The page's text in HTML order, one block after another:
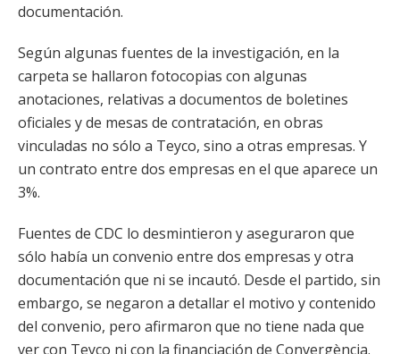
documentación.
Según algunas fuentes de la investigación, en la
carpeta se hallaron fotocopias con algunas
anotaciones, relativas a documentos de boletines
oficiales y de mesas de contratación, en obras
vinculadas no sólo a Teyco, sino a otras empresas. Y
un contrato entre dos empresas en el que aparece un
3%.
Fuentes de CDC lo desmintieron y aseguraron que
sólo había un convenio entre dos empresas y otra
documentación que ni se incautó. Desde el partido, sin
embargo, se negaron a detallar el motivo y contenido
del convenio, pero afirmaron que no tiene nada que
ver con Teyco ni con la financiación de Convergència.